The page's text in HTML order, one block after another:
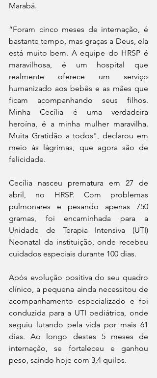
Marabá.
“Foram cinco meses de internação, é
bastante tempo, mas graças a Deus, ela
está muito bem. A equipe do HRSP é
maravilhosa, é um hospital que
realmente oferece um serviço
humanizado aos bebês e as mães que
ficam acompanhando seus filhos.
Minha Cecília é uma verdadeira
heroína, é a minha mulher maravilha.
Muita Gratidão a todos", declarou em
meio às lágrimas, que agora são de
felicidade.
Cecília nasceu prematura em 27 de
abril, no HRSP. Com problemas
pulmonares e pesando apenas 750
gramas, foi encaminhada para a
Unidade de Terapia Intensiva (UTI)
Neonatal da instituição, onde recebeu
cuidados especiais durante 100 dias.
Após evolução positiva do seu quadro
clínico, a pequena ainda necessitou de
acompanhamento especializado e foi
conduzida para a UTI pediátrica, onde
seguiu lutando pela vida por mais 61
dias. Ao longo destes 5 meses de
internação, se fortaleceu e ganhou
peso, saindo hoje com 3,4 quilos.